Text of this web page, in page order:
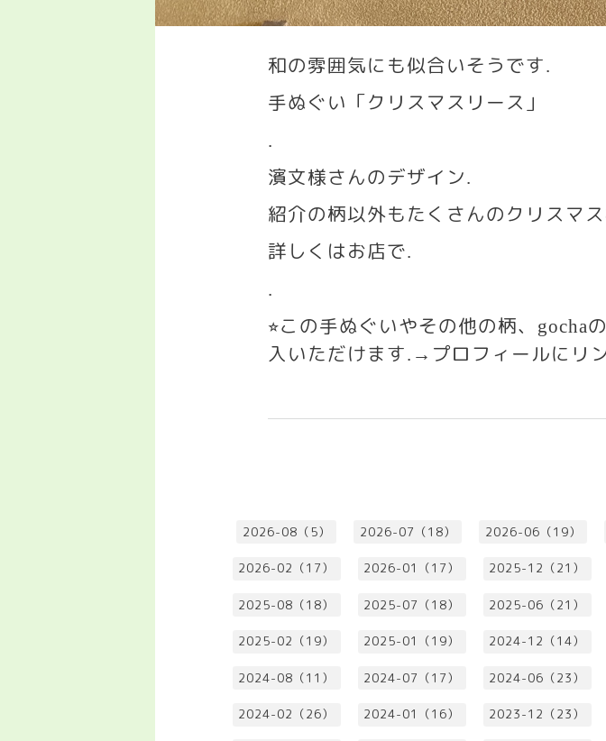
和の雰囲気にも似合いそうです.
手ぬぐい「クリスマスリース」
.
濱文様さんのデザイン.
紹介の柄以外もたくさんのクリスマ
詳しくはお店で.
.
⭐︎この手ぬぐいやその他の柄、 gochaの
入いただけます.→ プロフィールにリ
2026-08（5） 2026-07（18） 2026-06（19）
2026-02（17） 2026-01（17） 2025-12（21）
2025-08（18） 2025-07（18） 2025-06（21）
2025-02（19） 2025-01（19） 2024-12（14）
2024-08（11） 2024-07（17） 2024-06（23）
2024-02（26） 2024-01（16） 2023-12（23）